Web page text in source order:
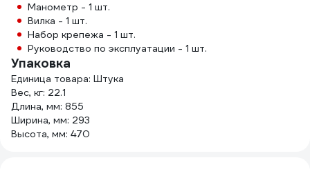
Манометр - 1 шт.
Вилка - 1 шт.
Набор крепежа - 1 шт.
Руководство по эксплуатации - 1 шт.
Упаковка
Единица товара: Штука
Вес, кг: 22.1
Длина, мм: 855
Ширина, мм: 293
Высота, мм: 470